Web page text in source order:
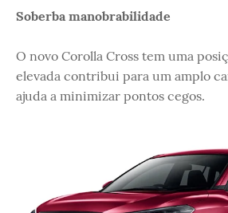
Soberba manobrabilidade
O novo Corolla Cross tem uma
elevada contribui para um amplo
ajuda a minimizar pontos cegos.